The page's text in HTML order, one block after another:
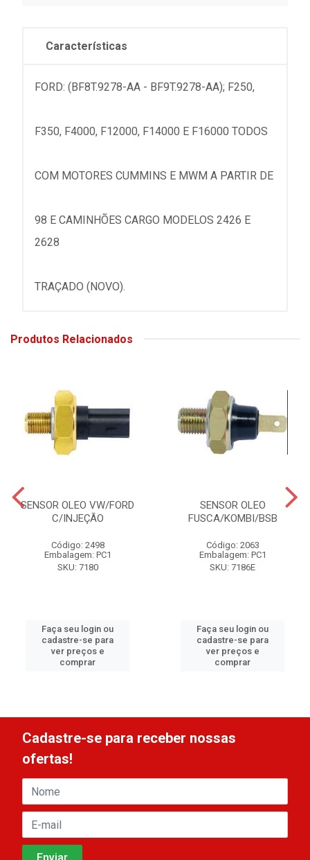
Características
FORD: (BF8T.9278-AA - BF9T.9278-AA); F250,
F350, F4000, F12000, F14000 E F16000 TODOS
COM MOTORES CUMMINS E MWM A PARTIR DE
98 E CAMINHÕES CARGO MODELOS 2426 E
2628
TRAÇADO (NOVO).
Produtos Relacionados
SENSOR OLEO VW/FORD
C/INJEÇÃO
Código: 2498
Embalagem: PC1
SKU: 7180
Faça seu login ou
cadastre-se para
ver preços e
comprar
SENSOR OLEO
FUSCA/KOMBI/BSB
Código: 2063
Embalagem: PC1
SKU: 7186E
Faça seu login ou
cadastre-se para
ver preços e
comprar
Cadastre-se para receber nossas
ofertas!